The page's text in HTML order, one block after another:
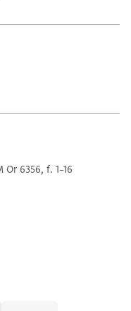
Or 6356, f. 1–16